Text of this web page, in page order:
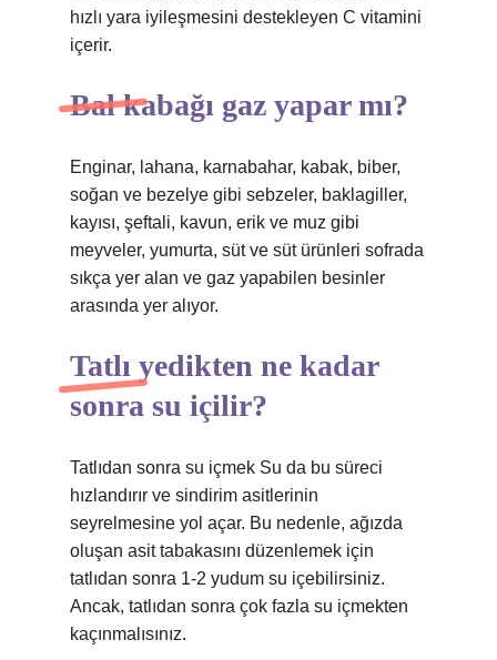
hızlı yara iyileşmesini destekleyen C vitamini
içerir.
Bal kabağı gaz yapar mı?
Enginar, lahana, karnabahar, kabak, biber,
soğan ve bezelye gibi sebzeler, baklagiller,
kayısı, şeftali, kavun, erik ve muz gibi
meyveler, yumurta, süt ve süt ürünleri sofrada
sıkça yer alan ve gaz yapabilen besinler
arasında yer alıyor.
Tatlı yedikten ne kadar
sonra su içilir?
Tatlıdan sonra su içmek Su da bu süreci
hızlandırır ve sindirim asitlerinin
seyrelmesine yol açar. Bu nedenle, ağızda
oluşan asit tabakasını düzenlemek için
tatlıdan sonra 1-2 yudum su içebilirsiniz.
Ancak, tatlıdan sonra çok fazla su içmekten
kaçınmalısınız.